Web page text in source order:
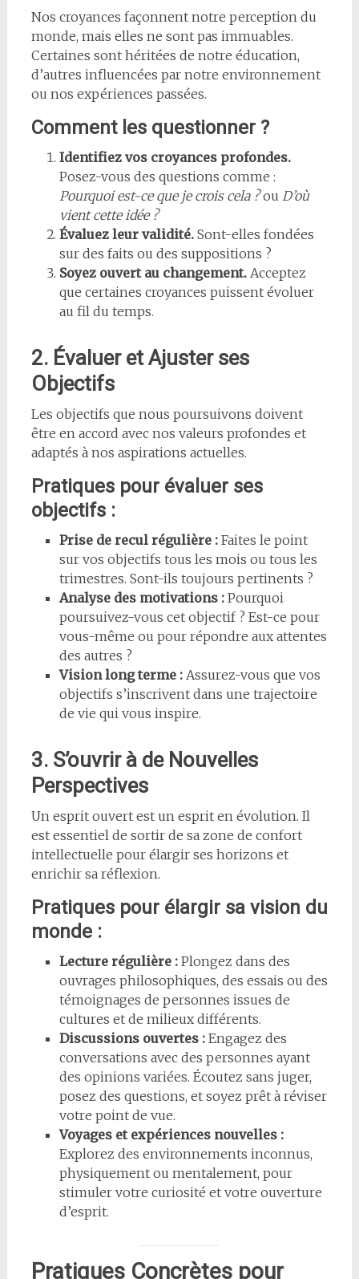
Nos croyances façonnent notre perception du
monde, mais elles ne sont pas immuables.
Certaines sont héritées de notre éducation,
d’autres influencées par notre environnement
ou nos expériences passées.
Comment les questionner ?
Identifiez vos croyances profondes.
Posez-vous des questions comme :
Pourquoi est-ce que je crois cela ?ou D’où
vient cette idée ?
Évaluez leur validité.Sont-elles fondées
sur des faits ou des suppositions ?
Soyez ouvert au changement.Acceptez
que certaines croyances puissent évoluer
au fil du temps.
2. Évaluer et Ajuster ses
Objectifs
Les objectifs que nous poursuivons doivent
être en accord avec nos valeurs profondes et
adaptés à nos aspirations actuelles.
Pratiques pour évaluer ses
objectifs :
Prise de recul régulière :Faites le point
sur vos objectifs tous les mois ou tous les
trimestres. Sont-ils toujours pertinents ?
Analyse des motivations :Pourquoi
poursuivez-vous cet objectif ? Est-ce pour
vous-même ou pour répondre aux attentes
des autres ?
Vision long terme :Assurez-vous que vos
objectifs s’inscrivent dans une trajectoire
de vie qui vous inspire.
3. S’ouvrir à de Nouvelles
Perspectives
Un esprit ouvert est un esprit en évolution. Il
est essentiel de sortir de sa zone de confort
intellectuelle pour élargir ses horizons et
enrichir sa réflexion.
Pratiques pour élargir sa vision du
monde :
Lecture régulière :Plongez dans des
ouvrages philosophiques, des essais ou des
témoignages de personnes issues de
cultures et de milieux différents.
Discussions ouvertes :Engagez des
conversations avec des personnes ayant
des opinions variées. Écoutez sans juger,
posez des questions, et soyez prêt à réviser
votre point de vue.
Voyages et expériences nouvelles :
Explorez des environnements inconnus,
physiquement ou mentalement, pour
stimuler votre curiosité et votre ouverture
d’esprit.
Pratiques Concrètes pour